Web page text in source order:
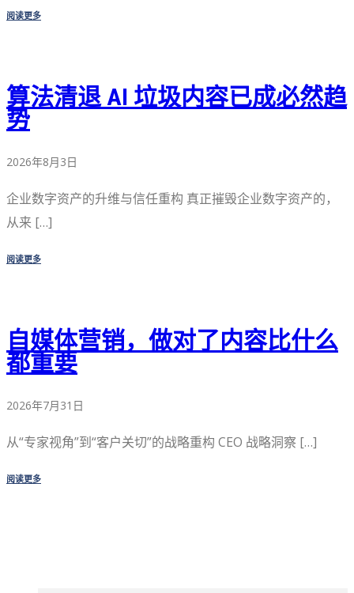
阅读更多
算法清退 AI 垃圾内容已成必然趋
势
2026年8月3日
企业数字资产的升维与信任重构 真正摧毁企业数字资产的，
从来 […]
阅读更多
自媒体营销，做对了内容比什么
都重要
2026年7月31日
从“专家视角”到“客户关切”的战略重构 CEO 战略洞察 […]
阅读更多